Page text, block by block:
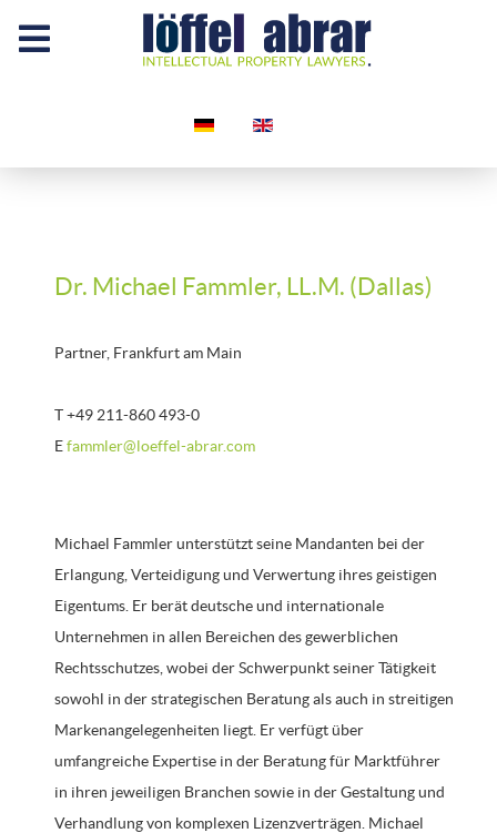
Sprache auswählen
Dr. Michael Fammler, LL.M. (Dallas)
Partner, Frankfurt am Main
T +49 211-860 493-0
Efammler@loeffel-abrar.com
Michael Fammler unterstützt seine Mandanten bei der
Erlangung, Verteidigung und Verwertung ihres geistigen
Eigentums. Er berät deutsche und internationale
Unternehmen in allen Bereichen des gewerblichen
Rechtsschutzes, wobei der Schwerpunkt seiner Tätigkeit
sowohl in der strategischen Beratung als auch in streitigen
Markenangelegenheiten liegt. Er verfügt über
umfangreiche Expertise in der Beratung für Marktführer
in ihren jeweiligen Branchen sowie in der Gestaltung und
Verhandlung von komplexen Lizenzverträgen. Michael